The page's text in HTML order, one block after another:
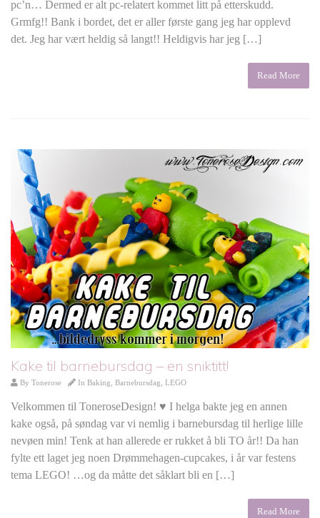
pc’n… Dermed er alt pc-relatert kommet litt på etterskudd.
Grmfg!! Bank i bordet, det er aller første gang jeg har opplevd
det. Jeg har vært heldig så langt!! Heldigvis har jeg […]
Read More
Kake til barnebursdag – en sniktitt!
By Tonerose In Baking Barnebursdag LEGO
Velkommen til ToneroseDesign! ♥ I helga bakte jeg en annen
kake også, på søndag var vi nemlig i barnebursdag til herlige lille
nevøen min! Tenk at han allerede er rukket å bli TO år!! Da han
fylte ett laget jeg noen Drømmehagen-cupcakes, i år var festens
tema LEGO! …og da måtte det såklart bli en […]
Read More